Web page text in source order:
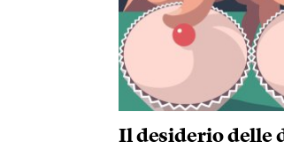
Il desiderio delle